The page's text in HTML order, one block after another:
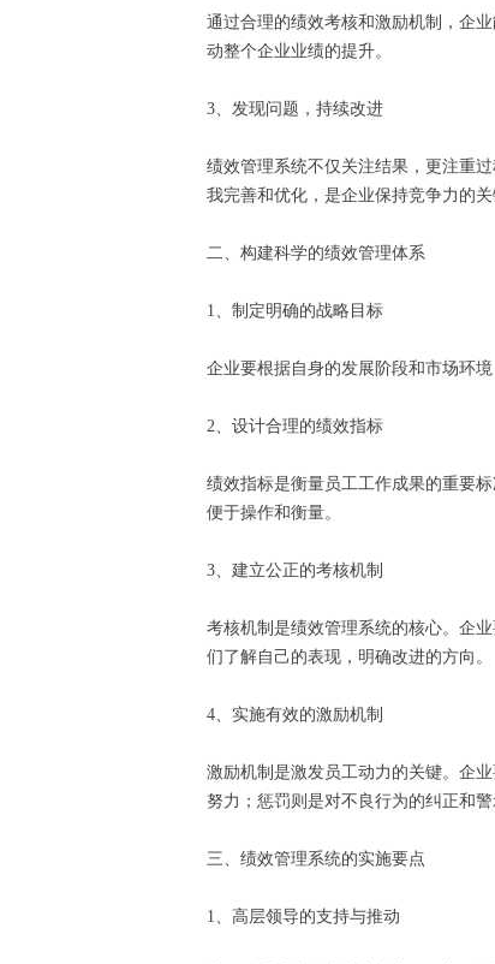
通过合理的绩效考核和激励机制，企
动整个企业业绩的提升。
3、发现问题，持续改进
绩效管理系统不仅关注结果，更注重
我完善和优化，是企业保持竞争力的
二、构建科学的绩效管理体系
1、制定明确的战略目标
企业要根据自身的发展阶段和市场环
2、设计合理的绩效指标
绩效指标是衡量员工工作成果的重要
便于操作和衡量。
3、建立公正的考核机制
考核机制是绩效管理系统的核心。企
们了解自己的表现，明确改进的方向。
4、实施有效的激励机制
激励机制是激发员工动力的关键。企
努力；惩罚则是对不良行为的纠正和
三、绩效管理系统的实施要点
1、高层领导的支持与推动